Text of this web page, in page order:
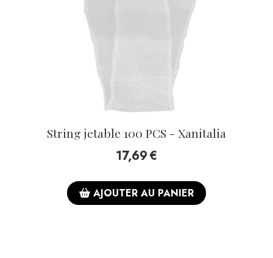
String jetable 100 PCS - Xanitalia
17,69€
AJOUTER AU PANIER